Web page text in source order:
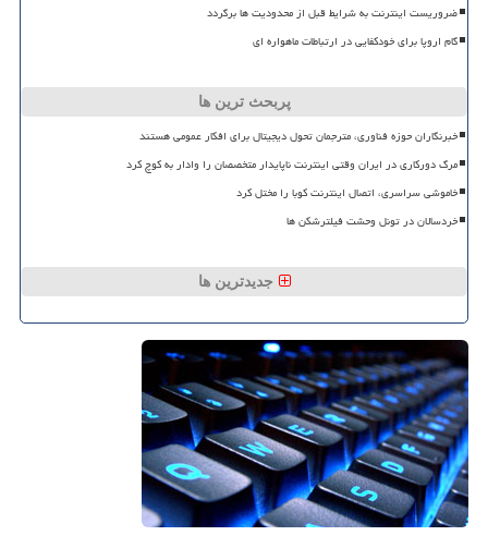
ضروریست اینترنت به شرایط قبل از محدودیت ها برگردد
گام اروپا برای خودکفایی در ارتباطات ماهواره ای
پربحث ترین ها
خبرنگاران حوزه فناوری، مترجمان تحول دیجیتال برای افکار عمومی هستند
مرگ دورکاری در ایران وقتی اینترنت ناپایدار متخصصان را وادار به کوچ کرد
خاموشی سراسری، اتصال اینترنت کوبا را مختل کرد
خردسالان در تونل وحشت فیلترشکن ها
جدیدترین ها